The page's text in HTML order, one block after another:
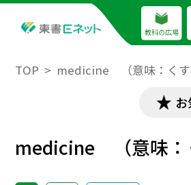
教科の広場
TOP medicine （意味：くす
medicine （意味：